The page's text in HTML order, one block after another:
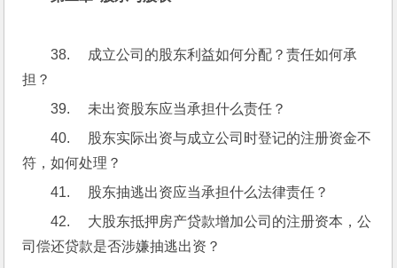
38.     成立公司的股东利益如何分配？责任如何承
担？
39.     未出资股东应当承担什么责任？
40.     股东实际出资与成立公司时登记的注册资金不
符，如何处理？
41.     股东抽逃出资应当承担什么法律责任？
42.     大股东抵押房产贷款增加公司的注册资本，公
司偿还贷款是否涉嫌抽逃出资？